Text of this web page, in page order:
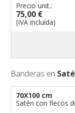
Precio unit.:
75,00 €
(IVA incluída)
Banderas en
70X100 cm
Satén con flecos